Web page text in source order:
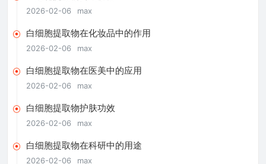
2026-02-06 max
白细胞提取物在化妆品中的作用
2026-02-06 max
白细胞提取物在医美中的应用
2026-02-06 max
白细胞提取物护肤功效
2026-02-06 max
白细胞提取物在科研中的用途
2026-02-06 max